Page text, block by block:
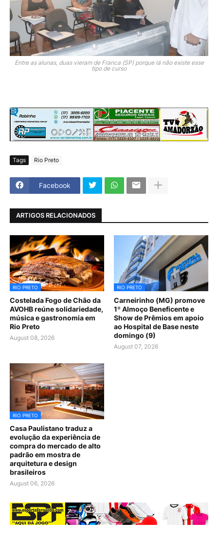
Entre as alunas, duas vieram de Franca (SP) porque lá não existe esse
tipo de curso
Tags Rio Preto
Facebook
ARTIGOS RELACIONADOS
RIO PRETO
Costelada Fogo de Chão da
AVOHB reúne solidariedade,
música e gastronomia em
Rio Preto
August 08, 2026
RIO PRETO
Carneirinho (MG) promove
1º Almoço Beneficente e
Show de Prêmios em apoio
ao Hospital de Base neste
domingo (9)
August 07, 2026
RIO PRETO
Casa Paulistano traduz a
evolução da experiência de
compra do mercado de alto
padrão em mostra de
arquitetura e design
brasileiros
August 06, 2026